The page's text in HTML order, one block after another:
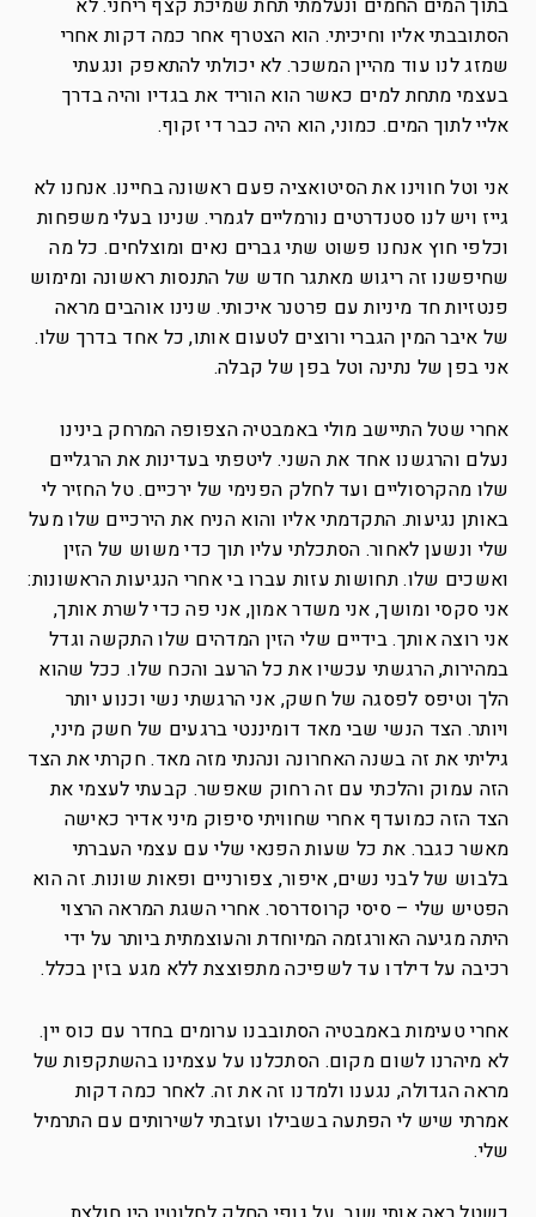
בתוך המים החמים ונעלמתי תחת שמיכת קצף ריחני. לא
הסתובבתי אליו וחיכיתי. הוא הצטרף אחר כמה דקות אחרי
שמזג לנו עוד מהיין המשכר. לא יכולתי להתאפק ונגעתי
בעצמי מתחת למים כאשר הוא הוריד את בגדיו והיה בדרך
אליי לתוך המים. כמוני, הוא היה כבר די זקוף.
אני וטל חווינו את הסיטואציה פעם ראשונה בחיינו. אנחנו לא
גייז ויש לנו סטנדרטים נורמליים לגמרי. שנינו בעלי משפחות
וכלפי חוץ אנחנו פשוט שתי גברים נאים ומוצלחים. כל מה
שחיפשנו זה ריגוש מאתגר חדש של התנסות ראשונה ומימוש
פנטזיות חד מיניות עם פרטנר איכותי. שנינו אוהבים מראה
של איבר המין הגברי ורוצים לטעום אותו, כל אחד בדרך שלו.
אני בפן של נתינה וטל בפן של קבלה.
אחרי שטל התיישב מולי באמבטיה הצפופה המרחק בינינו
נעלם והרגשנו אחד את השני. ליטפתי בעדינות את הרגליים
שלו מהקרסוליים ועד לחלק הפנימי של ירכיים. טל החזיר לי
באותן נגיעות. התקדמתי אליו והוא הניח את הירכיים שלו מעל
שלי ונשען לאחור. הסתכלתי עליו תוך כדי משוש של הזין
ואשכים שלו. תחושות עזות עברו בי אחרי הנגיעות הראשונות:
אני סקסי ומושך, אני משדר אמון, אני פה כדי לשרת אותך,
אני רוצה אותך. בידיים שלי הזין המדהים שלו התקשה וגדל
במהירות, הרגשתי עכשיו את כל הרעב והכח שלו. ככל שהוא
הלך וטיפס לפסגה של חשק, אני הרגשתי נשי וכנוע יותר
ויותר. הצד הנשי שבי מאד דומיננטי ברגעים של חשק מיני,
גיליתי את זה בשנה האחרונה ונהנתי מזה מאד. חקרתי את הצד
הזה עמוק והלכתי עם זה רחוק שאפשר. קבעתי לעצמי את
הצד הזה כמועדף אחרי שחוויתי סיפוק מיני אדיר כאישה
מאשר כגבר. את כל שעות הפנאי שלי עם עצמי העברתי
בלבוש של לבני נשים, איפור, צפורניים ופאות שונות. זה הוא
הפטיש שלי – סיסי קרוסדרסר. אחרי השגת המראה הרצוי
היתה מגיעה האורגזמה המיוחדת והעוצמתית ביותר על ידי
רכיבה על דילדו עד לשפיכה מתפוצצת ללא מגע בזין בכלל.
אחרי טעימות באמבטיה הסתובבנו ערומים בחדר עם כוס יין.
לא מיהרנו לשום מקום. הסתכלנו על עצמינו בהשתקפות של
מראה הגדולה, נגענו ולמדנו זה את זה. לאחר כמה דקות
אמרתי שיש לי הפתעה בשבילו ועזבתי לשירותים עם התרמיל
שלי.